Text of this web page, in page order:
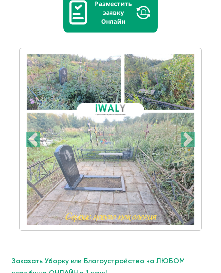
Заказать Уборку или Благоустройство на ЛЮБОМ